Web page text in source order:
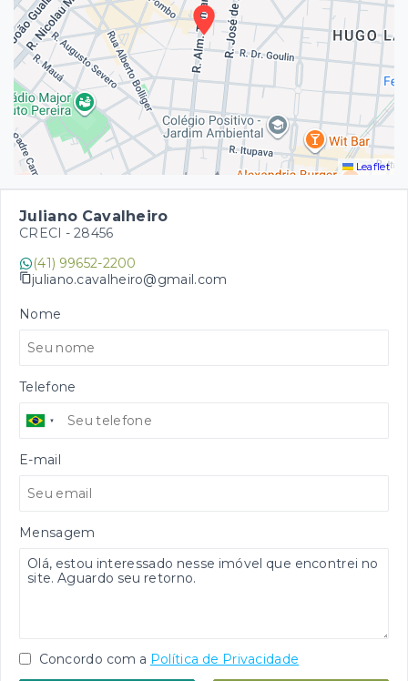
Leaflet
Juliano Cavalheiro
CRECI - 28456
(41) 99652-2200
juliano.cavalheiro@gmail.com
Nome
Telefone
E-mail
Mensagem
Concordo com a Política de Privacidade